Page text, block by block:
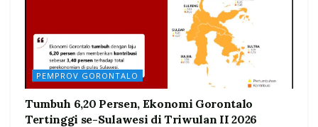
PEMPROV GORONTALO
Tumbuh 6,20 Persen, Ekonomi Gorontalo
Tertinggi se-Sulawesi di Triwulan II 2026